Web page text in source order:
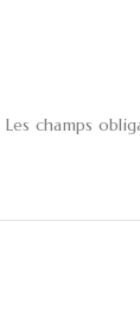
Les champs